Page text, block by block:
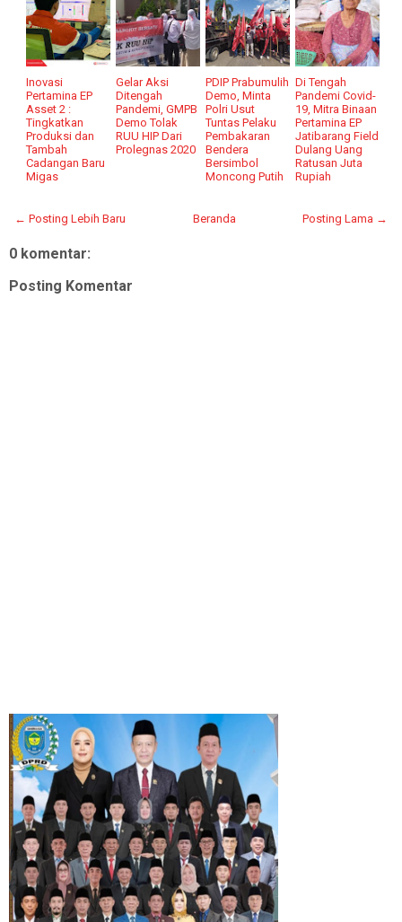
Inovasi
Pertamina EP
Asset 2 :
Tingkatkan
Produksi dan
Tambah
Cadangan Baru
Migas
Gelar Aksi
Ditengah
Pandemi, GMPB
Demo Tolak
RUU HIP Dari
Prolegnas 2020
PDIP Prabumulih
Demo, Minta
Polri Usut
Tuntas Pelaku
Pembakaran
Bendera
Bersimbol
Moncong Putih
Di Tengah
Pandemi Covid-
19, Mitra Binaan
Pertamina EP
Jatibarang Field
Dulang Uang
Ratusan Juta
Rupiah
← Posting Lebih Baru Posting Lama →
Beranda
0 komentar:
Posting Komentar